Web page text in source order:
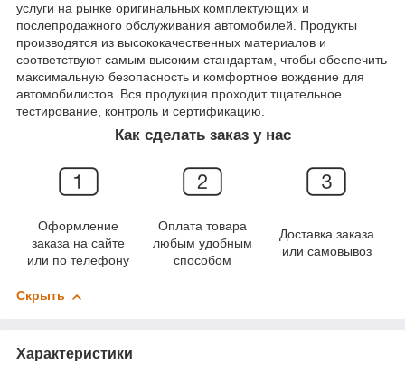
услуги на рынке оригинальных комплектующих и
послепродажного обслуживания автомобилей. Продукты
производятся из высококачественных материалов и
соответствуют самым высоким стандартам, чтобы обеспечить
максимальную безопасность и комфортное вождение для
автомобилистов. Вся продукция проходит тщательное
тестирование, контроль и сертификацию.
Как сделать заказ у нас
Оформление
заказа на сайте
или по телефону
Оплата товара
любым удобным
способом
Доставка заказа
или самовывоз
Скрыть
Характеристики